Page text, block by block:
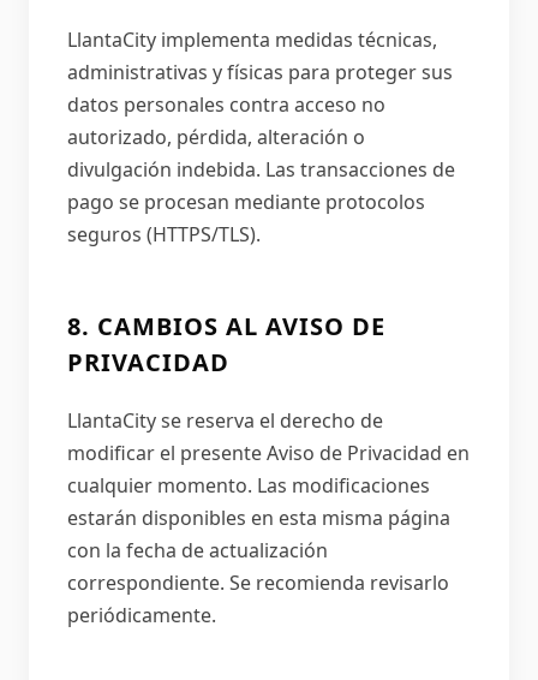
LlantaCity implementa medidas técnicas,
administrativas y físicas para proteger sus
datos personales contra acceso no
autorizado, pérdida, alteración o
divulgación indebida. Las transacciones de
pago se procesan mediante protocolos
seguros (HTTPS/TLS).
8. CAMBIOS AL AVISO DE
PRIVACIDAD
LlantaCity se reserva el derecho de
modificar el presente Aviso de Privacidad en
cualquier momento. Las modificaciones
estarán disponibles en esta misma página
con la fecha de actualización
correspondiente. Se recomienda revisarlo
periódicamente.